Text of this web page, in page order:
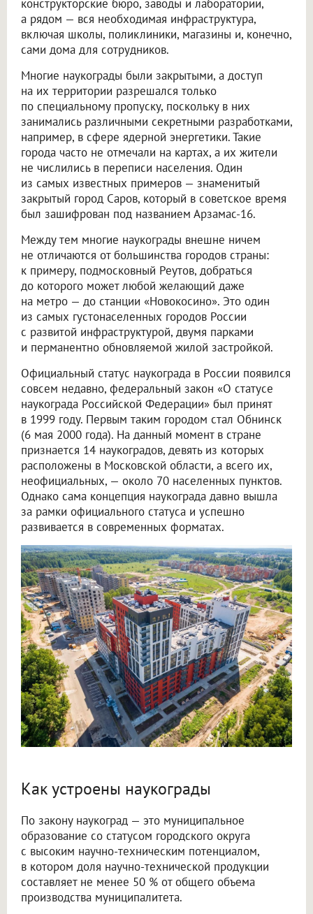
конструкторские бюро, заводы и лаборатории,
а рядом — вся необходимая инфраструктура,
включая школы, поликлиники, магазины и, конечно,
сами дома для сотрудников.
Многие наукограды были закрытыми, а доступ
на их территории разрешался только
по специальному пропуску, поскольку в них
занимались различными секретными разработками,
например, в сфере ядерной энергетики. Такие
города часто не отмечали на картах, а их жители
не числились в переписи населения. Один
из самых известных примеров — знаменитый
закрытый город Саров, который в советское время
был зашифрован под названием Арзамас-16.
Между тем многие наукограды внешне ничем
не отличаются от большинства городов страны:
к примеру, подмосковный Реутов, добраться
до которого может любой желающий даже
на метро — до станции «Новокосино». Это один
из самых густонаселенных городов России
с развитой инфраструктурой, двумя парками
и перманентно обновляемой жилой застройкой.
Официальный статус наукограда в России появился
совсем недавно, федеральный закон «О статусе
наукограда Российской Федерации» был принят
в 1999 году. Первым таким городом стал Обнинск
(6 мая 2000 года). На данный момент в стране
признается 14 наукоградов, девять из которых
расположены в Московской области, а всего их,
неофициальных, — около 70 населенных пунктов.
Однако сама концепция наукограда давно вышла
за рамки официального статуса и успешно
развивается в современных форматах.
Как устроены наукограды
По закону наукоград — это муниципальное
образование со статусом городского округа
с высоким научно-техническим потенциалом,
в котором доля научно-технической продукции
составляет не менее 50 % от общего объема
производства муниципалитета.